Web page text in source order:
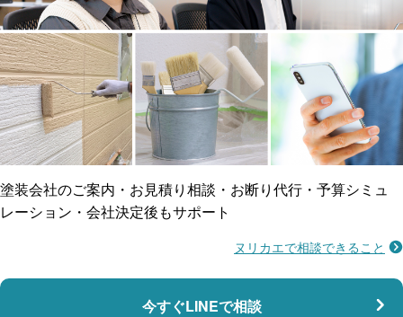
工事保険
ご近所トラブルに
賠償保険
雨漏り修繕
防水工事
マンション・アパート対応
塗装会社のご案内・お見積り相談・お断り代行・予算シミュ
レーション・会社決定後もサポート
ヌリカエで相談できること
今すぐLINEで相談